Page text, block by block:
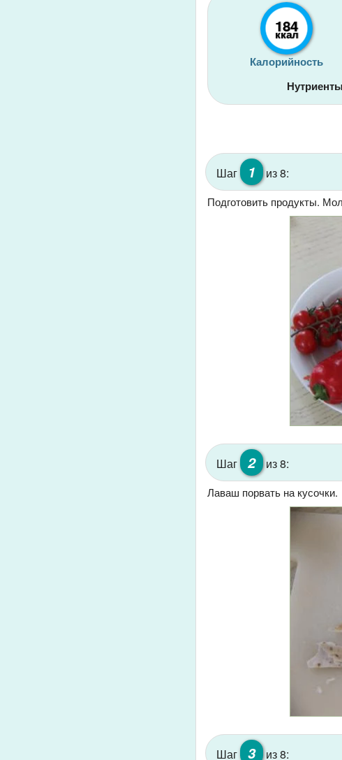
184
ккал
Калорийность
Шаг 1 из 8:
Подготовить продукты.
Шаг 2 из 8:
Лаваш порвать на кусочки.
Шаг 3 из 8: